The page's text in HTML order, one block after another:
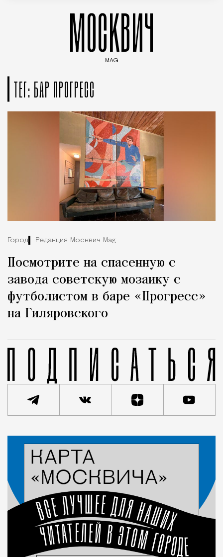
МОСКВИЧ
MAG
ТЕГ: БАР ПРОГРЕСС
Город Редакция Москвич Mag
Посмотрите на спасенную с
завода советскую мозаику с
футболистом в баре «Прогресс»
на Гиляровского